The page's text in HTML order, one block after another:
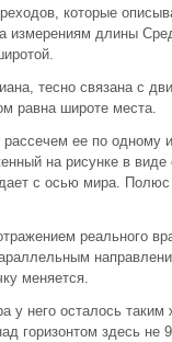
которые
измерениям длины
тесно связана с
равна широте места.
ее по одному
на рисунке в
с осью мира.
реального
меняется.
него осталось
горизонтом здесь не